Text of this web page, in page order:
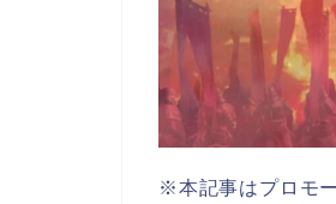
※本記事はプロモ